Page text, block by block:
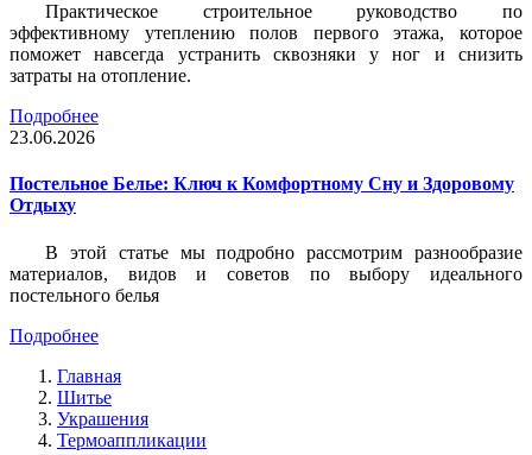
Практическое строительное руководство по
эффективному утеплению полов первого этажа, которое
поможет навсегда устранить сквозняки у ног и снизить
затраты на отопление.
Подробнее
23.06.2026
Постельное Белье: Ключ к Комфортному Сну и Здоровому
Отдыху
В этой статье мы подробно рассмотрим разнообразие
материалов, видов и советов по выбору идеального
постельного белья
Подробнее
Главная
Шитье
Украшения
Термоаппликации